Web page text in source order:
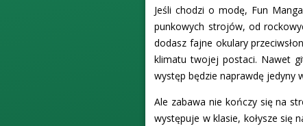
Jeśli chodzi o modę, Fun
punkowych strojów, od
dodasz fajne okulary
klimatu twojej postaci. Nawet
występ będzie naprawdę jedyny
Ale zabawa nie kończy się na
występuje w klasie, kołysze się